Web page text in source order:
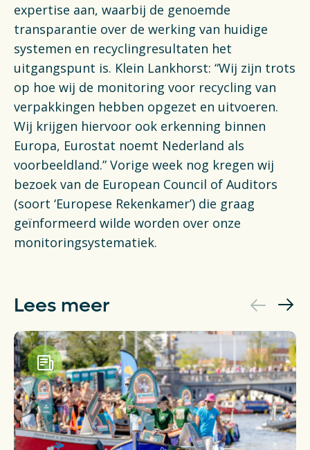
expertise aan, waarbij de genoemde
transparantie over de werking van huidige
systemen en recyclingresultaten het
uitgangspunt is. Klein Lankhorst: “Wij zijn trots
op hoe wij de monitoring voor recycling van
verpakkingen hebben opgezet en uitvoeren.
Wij krijgen hiervoor ook erkenning binnen
Europa, Eurostat noemt Nederland als
voorbeeldland.” Vorige week nog kregen wij
bezoek van de European Council of Auditors
(soort ‘Europese Rekenkamer’) die graag
geïnformeerd wilde worden over onze
monitoringsystematiek.
Lees meer